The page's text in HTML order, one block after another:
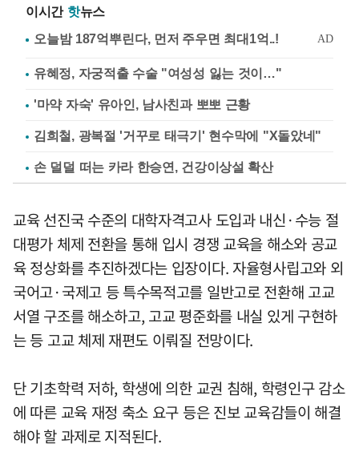
이시간 핫뉴스
유혜정, 자궁적출 수술 "여성성 잃는 것이…"
'마약 자숙' 유아인, 남사친과 뽀뽀 근황
김희철, 광복절 '거꾸로 태극기' 현수막에 "X돌았네"
손 덜덜 떠는 카라 한승연, 건강이상설 확산
교육 선진국 수준의 대학자격고사 도입과 내신·수능 절
대평가 체제 전환을 통해 입시 경쟁 교육을 해소와 공교
육 정상화를 추진하겠다는 입장이다. 자율형사립고와 외
국어고·국제고 등 특수목적고를 일반고로 전환해 고교
서열 구조를 해소하고, 고교 평준화를 내실 있게 구현하
는 등 고교 체제 재편도 이뤄질 전망이다.
단 기초학력 저하, 학생에 의한 교권 침해, 학령인구 감소
에 따른 교육 재정 축소 요구 등은 진보 교육감들이 해결
해야 할 과제로 지적된다.